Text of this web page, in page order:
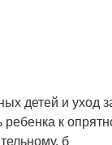
детей и уход
к
б